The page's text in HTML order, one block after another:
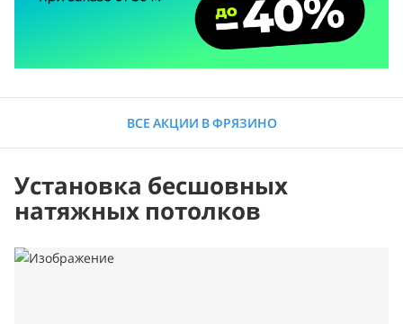
ВСЕ АКЦИИ В ФРЯЗИНО
Установка бесшовных
натяжных потолков